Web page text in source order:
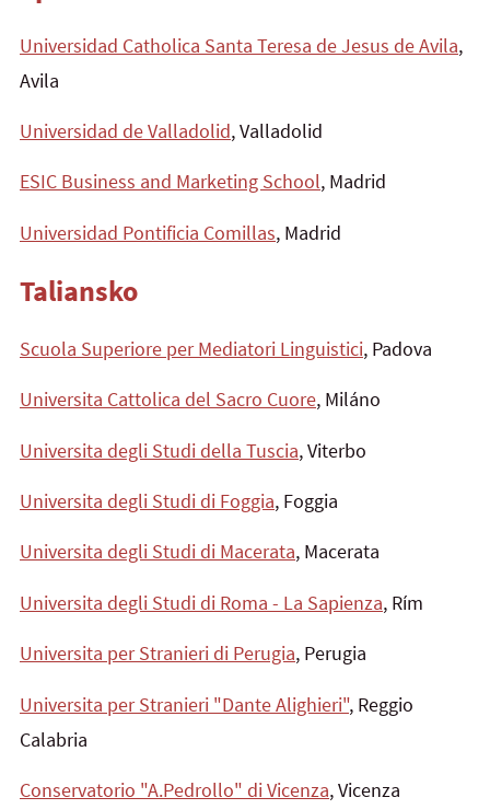
Universidad Catholica Santa Teresa de Jesus de Avila,
Avila
Universidad de Valladolid, Valladolid
ESIC Business and Marketing School, Madrid
Universidad Pontificia Comillas, Madrid
Taliansko
Scuola Superiore per Mediatori Linguistici, Padova
Universita Cattolica del Sacro Cuore, Miláno
Universita degli Studi della Tuscia, Viterbo
Universita degli Studi di Foggia, Foggia
Universita degli Studi di Macerata, Macerata
Universita degli Studi di Roma - La Sapienza, Rím
Universita per Stranieri di Perugia, Perugia
Universita per Stranieri "Dante Alighieri", Reggio
Calabria
Conservatorio "A.Pedrollo" di Vicenza, Vicenza